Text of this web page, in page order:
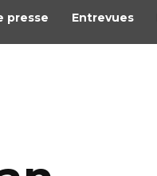
presse Entrevues